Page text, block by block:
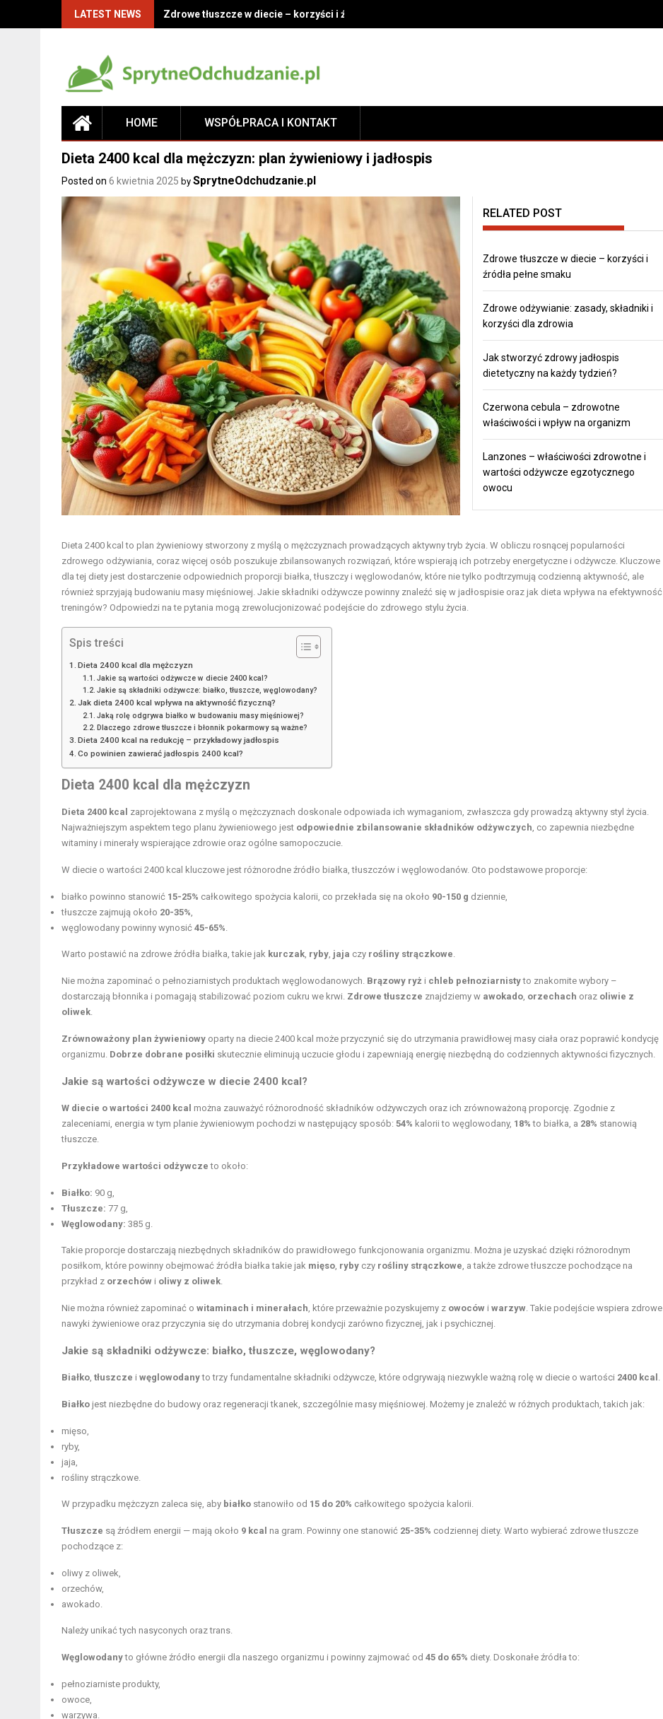
LATEST NEWS Zdrowe tłuszcze w diecie – korzyści i źródła pełne smaku
HOME WSPÓŁPRACA I KONTAKT
Dieta 2400 kcal dla mężczyzn: plan żywieniowy i jadłospis
Posted on 6 kwietnia 2025 by SprytneOdchudzanie.pl
RELATED POST
Zdrowe tłuszcze w diecie – korzyści i
źródła pełne smaku
Zdrowe odżywianie: zasady, składniki i
korzyści dla zdrowia
Jak stworzyć zdrowy jadłospis
dietetyczny na każdy tydzień?
Czerwona cebula – zdrowotne
właściwości i wpływ na organizm
Lanzones – właściwości zdrowotne i
wartości odżywcze egzotycznego
owocu
Dieta 2400 kcal to plan żywieniowy stworzony z myślą o mężczyznach prowadzących aktywny tryb życia. W obliczu rosnącej popularności
zdrowego odżywiania , coraz więcej osób poszukuje zbilansowanych rozwiązań, które wspierają ich potrzeby energetyczne i odżywcze. Kluczowe
dla tej diety jest dostarczenie odpowiednich proporcji białka, tłuszczy i węglowodanów, które nie tylko podtrzymują codzienną aktywność, ale
również sprzyjają budowaniu masy mięśniowej. Jakie składniki odżywcze powinny znaleźć się w jadłospisie oraz jak dieta wpływa na efektywność
treningów? Odpowiedzi na te pytania mogą zrewolucjonizować podejście do zdrowego stylu życia.
Spis treści
Dieta 2400 kcal dla mężczyzn
Jakie są wartości odżywcze w diecie 2400 kcal?
Jakie są składniki odżywcze: białko, tłuszcze, węglowodany?
Jak dieta 2400 kcal wpływa na aktywność fizyczną?
Jaką rolę odgrywa białko w budowaniu masy mięśniowej?
Dlaczego zdrowe tłuszcze i błonnik pokarmowy są ważne?
Dieta 2400 kcal na redukcję – przykładowy jadłospis
Co powinien zawierać jadłospis 2400 kcal?
Dieta 2400 kcal dla mężczyzn
Dieta 2400 kcal zaprojektowana z myślą o mężczyznach doskonale odpowiada ich wymaganiom, zwłaszcza gdy prowadzą aktywny styl życia.
Najważniejszym aspektem tego planu żywieniowego jest odpowiednie zbilansowanie składników odżywczych , co zapewnia niezbędne
witaminy i minerały wspierające zdrowie oraz ogólne samopoczucie.
W diecie o wartości 2400 kcal kluczowe jest różnorodne źródło białka, tłuszczów i węglowodanów. Oto podstawowe proporcje:
białko powinno stanowić 15-25% całkowitego spożycia kalorii, co przekłada się na około 90-150 g dziennie,
tłuszcze zajmują około 20-35%
węglowodany powinny wynosić 45-65%
Warto postawić na zdrowe źródła białka, takie jak kurczak ryby jaja czy rośliny strączkowe
Nie można zapominać o pełnoziarnistych produktach węglowodanowych. Brązowy ryż i chleb pełnoziarnistyto znakomite wybory –
dostarczają błonnika i pomagają stabilizować poziom cukru we krwi. Zdrowe tłuszcze znajdziemy w awokado orzechach oraz oliwie z
oliwek
Zrównoważony plan żywieniowy oparty na diecie 2400 kcal może przyczynić się do utrzymania prawidłowej masy ciała oraz poprawić kondycję
organizmu. Dobrze dobrane posiłki skutecznie eliminują uczucie głodu i zapewniają energię niezbędną do codziennych aktywności fizycznych.
Jakie są wartości odżywcze w diecie 2400 kcal?
W diecie o wartości 2400 kcal można zauważyć różnorodność składników odżywczych oraz ich zrównoważoną proporcję. Zgodnie z
zaleceniami, energia w tym planie żywieniowym pochodzi w następujący sposób: 54% kalorii to węglowodany, 18% to białka, a 28% stanowią
tłuszcze.
Przykładowe wartości odżywcze to około:
Białko: 90 g,
Tłuszcze: 77 g,
Węglowodany: 385 g.
Takie proporcje dostarczają niezbędnych składników do prawidłowego funkcjonowania organizmu. Można je uzyskać dzięki różnorodnym
posiłkom, które powinny obejmować źródła białka takie jak mięso ryby czy rośliny strączkowe , a także zdrowe tłuszcze pochodzące na
przykład z orzechów i oliwy z oliwek
Nie można również zapominać o witaminach i minerałach , które przeważnie pozyskujemy z owoców i warzyw . Takie podejście wspiera zdrowe
nawyki żywieniowe oraz przyczynia się do utrzymania dobrej kondycji zarówno fizycznej, jak i psychicznej.
Jakie są składniki odżywcze: białko, tłuszcze, węglowodany?
Białko tłuszcze i węglowodanyto trzy fundamentalne składniki odżywcze, które odgrywają niezwykle ważną rolę w diecie o wartości 2400 kcal
Białko jest niezbędne do budowy oraz regeneracji tkanek, szczególnie masy mięśniowej. Możemy je znaleźć w różnych produktach, takich jak:
mięso,
ryby,
jaja,
rośliny strączkowe.
W przypadku mężczyzn zaleca się, aby białko stanowiło od 15 do 20% całkowitego spożycia kalorii.
Tłuszcze są źródłem energii — mają około 9 kcal na gram. Powinny one stanowić 25-35% codziennej diety. Warto wybierać zdrowe tłuszcze
pochodzące z:
oliwy z oliwek,
orzechów,
awokado.
Należy unikać tych nasyconych oraz trans.
Węglowodanyto główne źródło energii dla naszego organizmu i powinny zajmować od 45 do 65% diety. Doskonałe źródła to:
pełnoziarniste produkty,
owoce,
warzywa.